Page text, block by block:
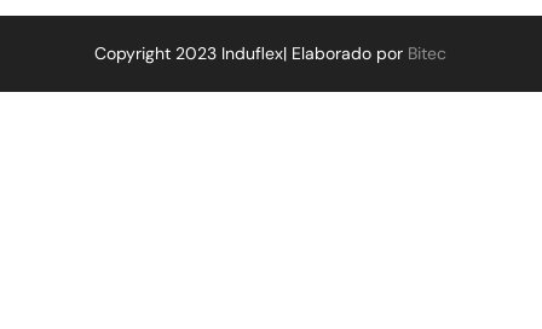
Copyright 2023 Induflex| Elaborado por Bitec